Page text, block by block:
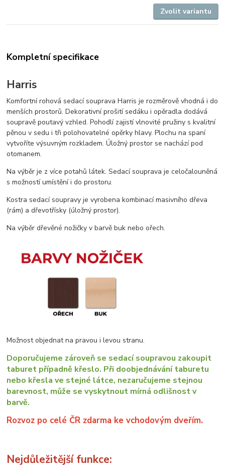
Zvolit variantu
Kompletní specifikace
Harris
Komfortní rohová sedací souprava Harris je rozměrově vhodná i do
menších prostorů. Dekorativní prošití sedáku i opěradla dodává
soupravě poutavý vzhled. Pohodlí zajistí vlnovité pružiny s kvalitní
pěnou v sedu i tři polohovatelné opěrky hlavy. Plochu na spaní
vytvoříte výsuvným rozkladem. Úložný prostor se nachází pod
otomanem.
Na výběr je z více potahů látek. Sedací souprava je celočalouněná
s možností umístění i do prostoru.
Kostra sedací soupravy je vyrobena kombinací masivního dřeva
(rám) a dřevotřísky (úložný prostor).
Na výběr dřevěné nožičky v barvě buk nebo ořech.
Možnost objednat na pravou i levou stranu.
Doporučujeme zároveň se sedací soupravou zakoupit
taburet případně křeslo. Při doobjednávání taburetu
nebo křesla ve stejné látce, nezaručujeme stejnou
barevnost, může se vyskytnout mírná odlišnost v
barvě.
Rozvoz po celé ČR zdarma ke vchodovým dveřím.
Nejdůležitější funkce: